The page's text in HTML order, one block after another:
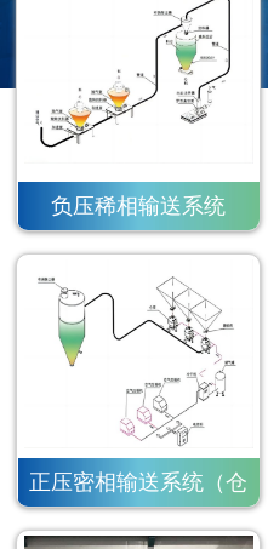
负压稀相输送系统
正压密相输送系统（仓
泵）